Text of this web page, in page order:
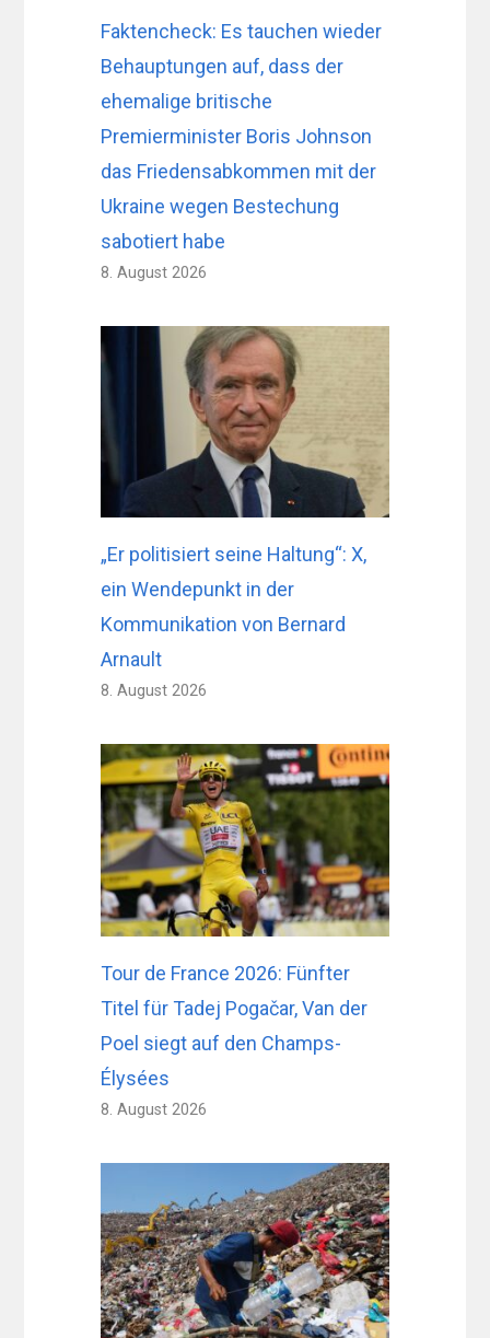
Faktencheck: Es tauchen wieder
Behauptungen auf, dass der
ehemalige britische
Premierminister Boris Johnson
das Friedensabkommen mit der
Ukraine wegen Bestechung
sabotiert habe
8. August 2026
„Er politisiert seine Haltung“: X,
ein Wendepunkt in der
Kommunikation von Bernard
Arnault
8. August 2026
Tour de France 2026: Fünfter
Titel für Tadej Pogačar, Van der
Poel siegt auf den Champs-
Élysées
8. August 2026